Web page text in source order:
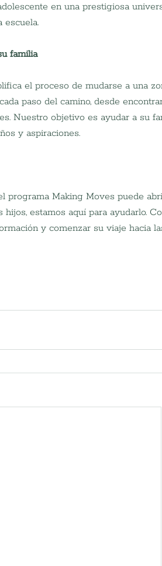
en una prestigiosa
escuela.
familia
el proceso de mudarse a una
paso del camino, desde
Nuestro objetivo es ayudar a su
y aspiraciones.
programa Making Moves puede
estamos aquí para ayudarlo.
y comenzar su viaje hacia